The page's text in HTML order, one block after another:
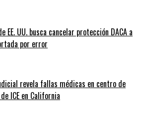
EE. UU. busca cancelar protección DACA a
por error
revela fallas médicas en centro de
ICE en California